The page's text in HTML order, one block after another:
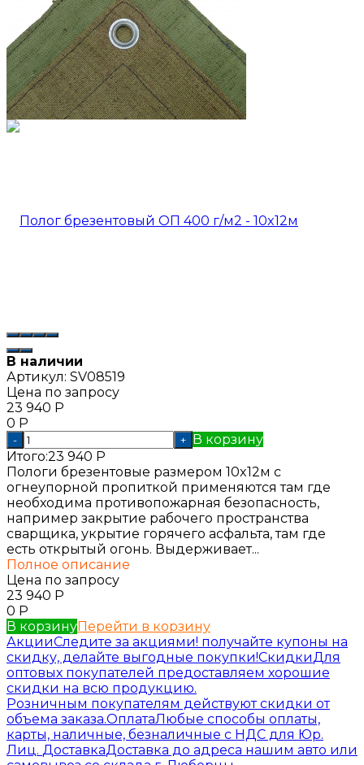
В наличии
Артикул: SV08519
Цена по запросу
23 940 Р
0 Р
- + В корзину
Итого:23 940 Р
Пологи брезентовые размером 10x12м с
огнеупорной пропиткой применяются там где
необходима противопожарная безопасность,
например закрытие рабочего пространства
сварщика, укрытие горячего асфальта, там где
есть открытый огонь. Выдерживает...
Полное описание
Цена по запросу
23 940 Р
0 Р
В корзинуПерейти в корзину
АкцииСледите за акциями! получайте купоны на
скидку, делайте выгодные покупки!СкидкиДля
оптовых покупателей предоставляем хорошие
скидки на всю продукцию.
Розничным покупателям действуют скидки от
объема заказа.ОплатаЛюбые способы оплаты,
карты, наличные, безналичные с НДС для Юр.
Лиц. ДоставкаДоставка до адреса нашим авто или